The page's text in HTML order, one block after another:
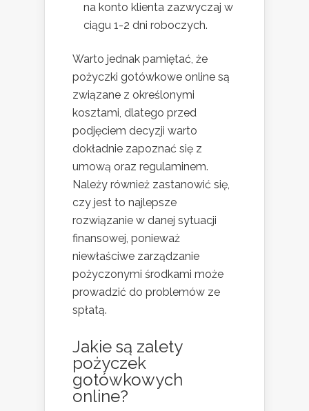
na konto klienta zazwyczaj w
ciągu 1-2 dni roboczych.
Warto jednak pamiętać, że
pożyczki gotówkowe online są
związane z określonymi
kosztami, dlatego przed
podjęciem decyzji warto
dokładnie zapoznać się z
umową oraz regulaminem.
Należy również zastanowić się,
czy jest to najlepsze
rozwiązanie w danej sytuacji
finansowej, ponieważ
niewłaściwe zarządzanie
pożyczonymi środkami może
prowadzić do problemów ze
spłatą.
Jakie są zalety
pożyczek
gotówkowych
online?